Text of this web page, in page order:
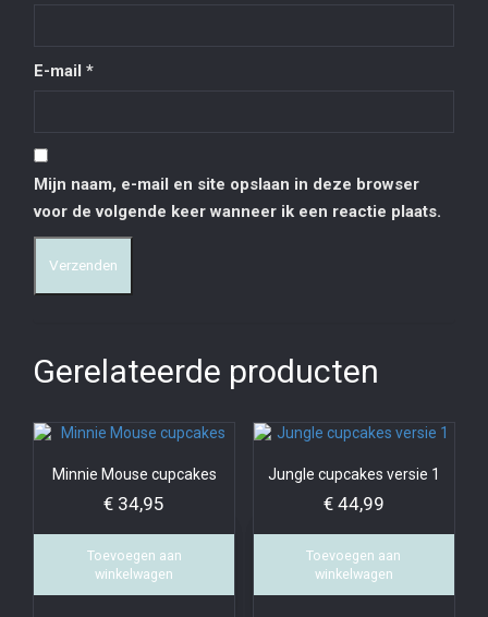
E-mail *
Mijn naam, e-mail en site opslaan in deze browser
voor de volgende keer wanneer ik een reactie plaats.
Gerelateerde producten
Minnie Mouse cupcakes
€ 34,95
Toevoegen aan
winkelwagen
Jungle cupcakes versie 1
€44,99
Toevoegen aan
winkelwagen